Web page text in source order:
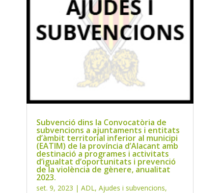
Subvenció dins la Convocatòria de
subvencions a ajuntaments i entitats
d’àmbit territorial inferior al municipi
(EATIM) de la província d’Alacant amb
destinació a programes i activitats
d’igualtat d’oportunitats i prevenció
de la violència de gènere, anualitat
2023.
set. 9, 2023 | ADL, Ajudes i subvencions,